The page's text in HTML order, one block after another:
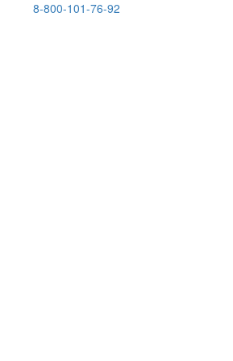
8-800-101-76-92